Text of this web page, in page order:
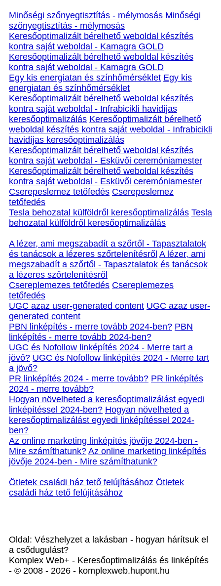
Minőségi szőnyegtisztítás - mélymosás Minőségi
szőnyegtisztítás - mélymosás
Keresőoptimalizált bérelhető weboldal készítés
kontra saját weboldal - Kamagra GOLD
Keresőoptimalizált bérelhető weboldal készítés
kontra saját weboldal - Kamagra GOLD
Egy kis energiatan és színhőmérséklet Egy kis
energiatan és színhőmérséklet
Keresőoptimalizált bérelhető weboldal készítés
kontra saját weboldal - Infrabicikli havidíjas
keresőoptimalizálás Keresőoptimalizált bérelhető
weboldal készítés kontra saját weboldal - Infrabicikli
havidíjas keresőoptimalizálás
Keresőoptimalizált bérelhető weboldal készítés
kontra saját weboldal - Esküvői ceremóniamester
Keresőoptimalizált bérelhető weboldal készítés
kontra saját weboldal - Esküvői ceremóniamester
Cserepeslemez tetőfedés Cserepeslemez
tetőfedés
Tesla behozatal külföldről keresőoptimalizálás Tesla
behozatal külföldről keresőoptimalizálás
A lézer, ami megszabadít a szőrtől - Tapasztalatok
és tanácsok a lézeres szőrtelenítésről A lézer, ami
megszabadít a szőrtől - Tapasztalatok és tanácsok
a lézeres szőrtelenítésről
Csereplemezes tetőfedés Csereplemezes
tetőfedés
UGC azaz user-generated content UGC azaz user-
generated content
PBN linképítés - merre tovább 2024-ben? PBN
linképítés - merre tovább 2024-ben?
UGC és Nofollow linképítés 2024 - Merre tart a
jövő? UGC és Nofollow linképítés 2024 - Merre tart
a jövő?
PR linképítés 2024 - merre tovább? PR linképítés
2024 - merre tovább?
Hogyan növelheted a keresőoptimalizálást egyedi
linképítéssel 2024-ben? Hogyan növelheted a
keresőoptimalizálást egyedi linképítéssel 2024-
ben?
Az online marketing linképítés jövője 2024-ben -
Mire számíthatunk? Az online marketing linképítés
jövője 2024-ben - Mire számíthatunk?
Ötletek családi ház tető felújításához Ötletek
családi ház tető felújításához
Oldal: Vészhelyzet a lakásban - hogyan hárítsuk el
a csődugulást?
Komplex Web+ - Keresőoptimalizálás és linképítés
- © 2008 - 2026 - komplexweb.hupont.hu